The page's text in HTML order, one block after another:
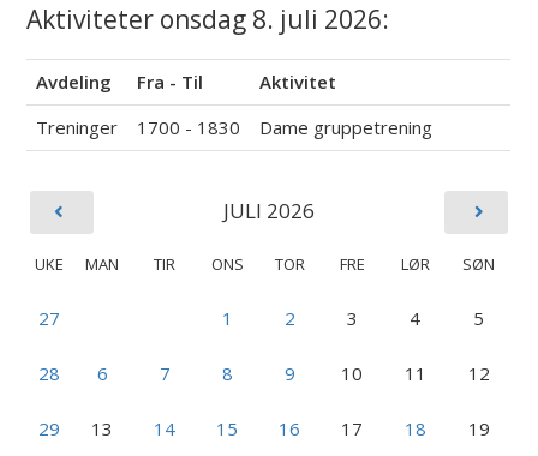
Aktiviteter onsdag 8. juli 2026:
Avdeling Fra - Til
Aktivitet
Treninger
1700 - 1830 Dame gruppetrening
JULI 2026
UKE MAN TIR ONS TOR FRE LØR SØN
27 1 2 3 4 5
28 6 7 8 9 10 11 12
29 13 14 15 16 17 18 19